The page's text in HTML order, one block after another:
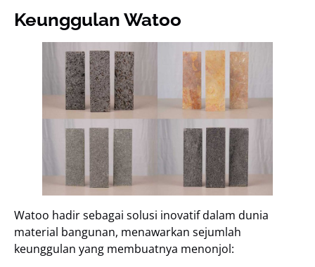
Keunggulan Watoo
Watoo hadir sebagai solusi inovatif dalam dunia
material bangunan, menawarkan sejumlah
keunggulan yang membuatnya menonjol: